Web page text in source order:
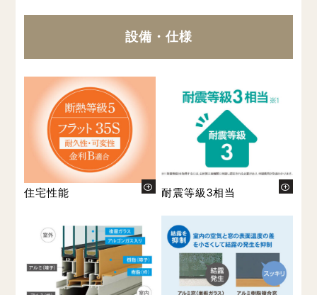
設備・仕様
住宅性能 耐震等級3相当